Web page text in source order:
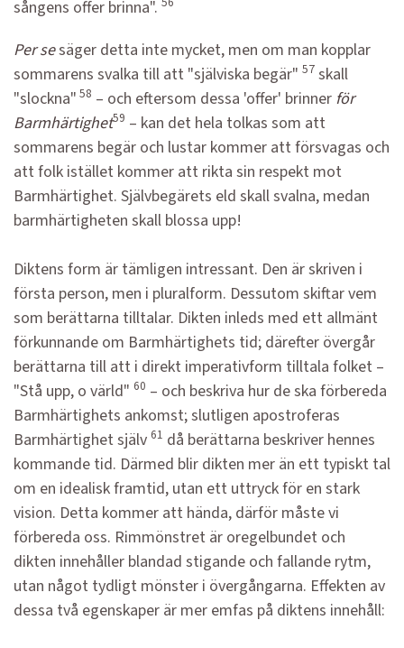
sångens offer brinna".
Per sesäger detta inte mycket, men om man kopplar
sommarens svalka till att "själviska begär" 57 skall
"slockna" 58 – och eftersom dessa 'offer' brinner för
Barmhärtighet59 – kan det hela tolkas som att
sommarens begär och lustar kommer att försvagas och
att folk istället kommer att rikta sin respekt mot
Barmhärtighet. Självbegärets eld skall svalna, medan
barmhärtigheten skall blossa upp!
Diktens form är tämligen intressant. Den är skriven i
första person, men i pluralform. Dessutom skiftar vem
som berättarna tilltalar. Dikten inleds med ett allmänt
förkunnande om Barmhärtighets tid; därefter övergår
berättarna till att i direkt imperativform tilltala folket –
"Stå upp, o värld" 60 – och beskriva hur de ska förbereda
Barmhärtighets ankomst; slutligen apostroferas
Barmhärtighet själv 61 då berättarna beskriver hennes
kommande tid. Därmed blir dikten mer än ett typiskt tal
om en idealisk framtid, utan ett uttryck för en stark
vision. Detta kommer att hända, därför måste vi
förbereda oss. Rimmönstret är oregelbundet och
dikten innehåller blandad stigande och fallande rytm,
utan något tydligt mönster i övergångarna. Effekten av
dessa två egenskaper är mer emfas på diktens innehåll: